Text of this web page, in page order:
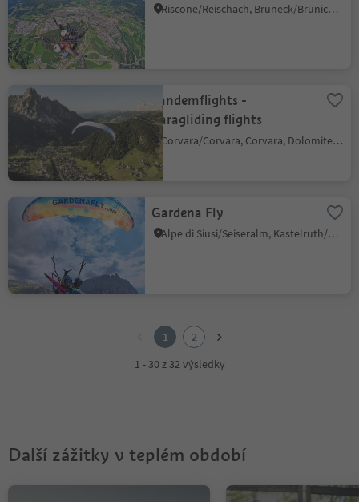
Riscone/Reischach, Bruneck/Brunico, Dolomites Region Kronplatz/Plan de Corones
Tandemflights -
Paragliding flights
Corvara/Corvara, Corvara, Dolomites Region Alta Badia
Gardena Fly
Alpe di Siusi/Seiseralm, Kastelruth/Castelrotto, Dolomites Region Seiser Alm
1
2
1 - 30 z 32 výsledky
Další zážitky v teplém období